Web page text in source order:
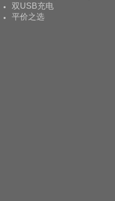
双USB充电
平价之选